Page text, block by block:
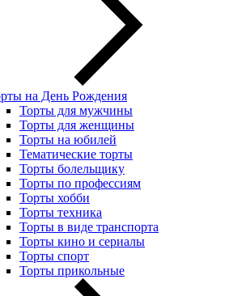
на День Рождения
Торты для мужчины
Торты для женщины
Торты на юбилей
Тематические торты
Торты болельщику
Торты по профессиям
Торты хобби
Торты техника
Торты в виде транспорта
Торты кино и сериалы
Торты спорт
Торты прикольные